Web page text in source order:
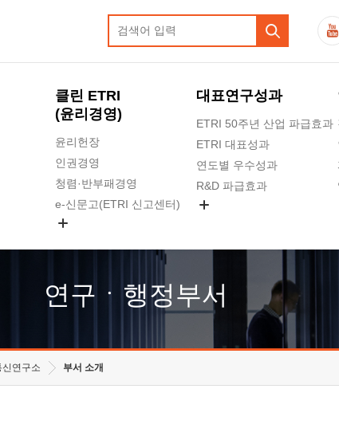
클린 ETRI
(윤리경영)
윤리헌장
인권경영
청렴·반부패경영
e-신문고(ETRI 신고센터)
고객의소리
수의계약 현황
대표연구성과
ETRI 50주년 산업 파급효과
ETRI 대표성과
연도별 우수성과
R&D 파급효과
연구ㆍ행정부서
신연구소 부서 소개